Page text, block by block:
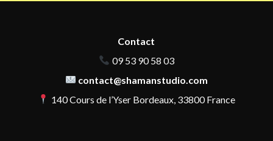
Contact
09 53 90 58 03
contact@shamanstudio.com
140 Cours de l’Yser Bordeaux, 33800 France